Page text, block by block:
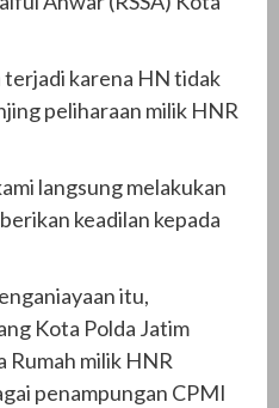
terjadi karena HN tidak
peliharaan milik HNR
langsung melakukan
keadilan kepada
itu,
Kota Polda Jatim
Rumah milik HNR
penampungan CPMI